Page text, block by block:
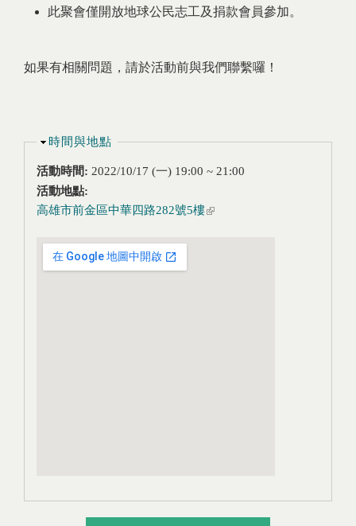
此聚會僅開放地球公民志工及捐款會員參加。
如果有相關問題，請於活動前與我們聯繫囉！
隱藏
時間與地點
活動時間: 2022/10/17 (一) 19:00 ~ 21:00
活動地點:
高雄市前金區中華四路282號5樓(link is external)